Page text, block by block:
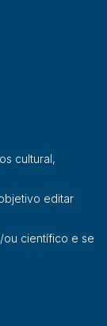
cultural,
editar
ou científico e se